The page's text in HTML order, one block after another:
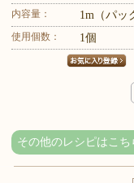
内容量： 1m（パッ
使用個数： 1個
その他のレシピはこち